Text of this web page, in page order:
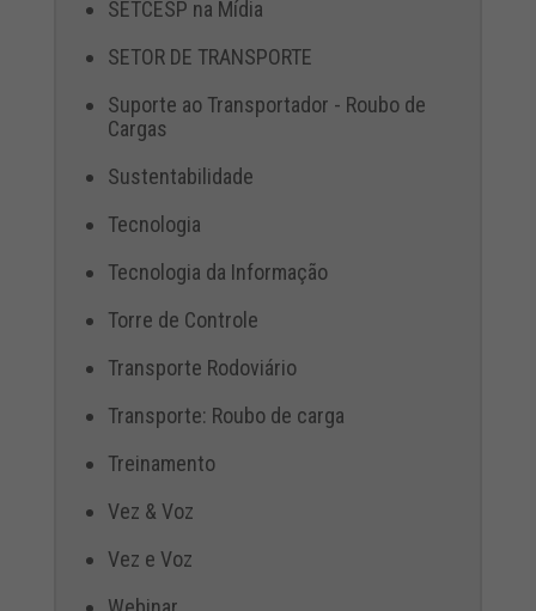
SETCESP na Mídia
SETOR DE TRANSPORTE
Suporte ao Transportador - Roubo de
Cargas
Sustentabilidade
Tecnologia
Tecnologia da Informação
Torre de Controle
Transporte Rodoviário
Transporte: Roubo de carga
Treinamento
Vez & Voz
Vez e Voz